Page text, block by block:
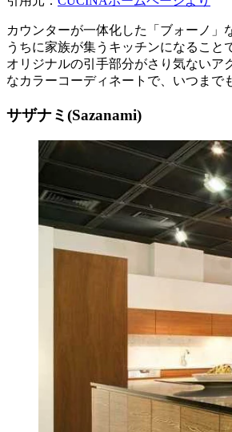
カウンターが一体化した「ブォーノ」
うちに家族が集うキッチンになること
オリジナルの引手部分がさり気ないア
なカラーコーディネートで、いつまで
サザナミ(Sazanami)